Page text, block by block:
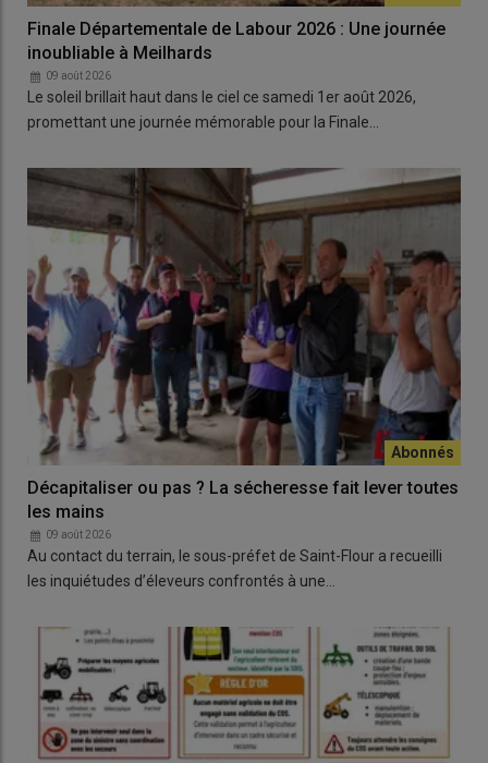
Finale Départementale de Labour 2026 : Une journée
inoubliable à Meilhards
09 août 2026
Le soleil brillait haut dans le ciel ce samedi 1er août 2026,
promettant une journée mémorable pour la Finale…
Décapitaliser ou pas ? La sécheresse fait lever toutes
les mains
09 août 2026
Au contact du terrain, le sous-préfet de Saint-Flour a recueilli
les inquiétudes d’éleveurs confrontés à une…